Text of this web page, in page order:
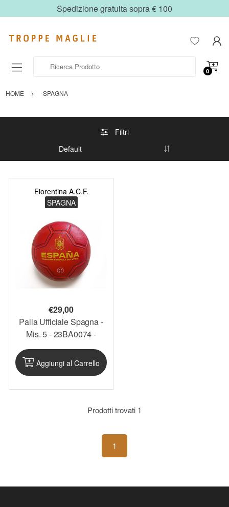
Spedizione gratuita sopra € 100
0
HOME SPAGNA
Filtri
Fiorentina A.C.F.
SPAGNA
€29,00
Palla Ufficiale Spagna -
Mis. 5 - 23BA0074 -
SPAPAL01
Aggiungi al Carrello
Prodotti trovati 1
1